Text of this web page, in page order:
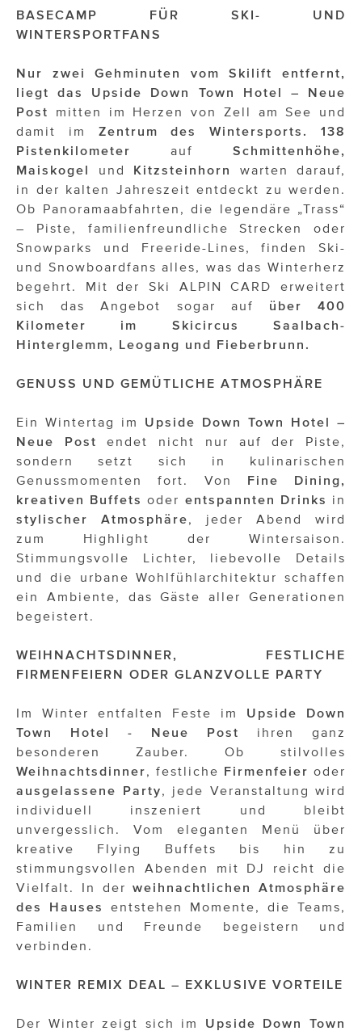
OTTO AM DONAUKANAL
sehen!wutscher
SISTER ACT
Solid & Bold
St. Peter Stiftskulinarium
Susanne Wuest
The Budims
TOG Studio
Upside Down Town Hotel – Neue Post
VieSFF – Vienna Spanish Film Festival
BASECAMP FÜR SKI- UND
WINTERSPORTFANS
Nur zwei Gehminuten vom Skilift entfernt,
liegt das Upside Down Town Hotel – Neue
Post
mitten im Herzen von Zell am See und
damit im Zentrum des Wintersports.
138
Pistenkilometer
auf Schmittenhöhe,
Maiskogel
und Kitzsteinhorn
warten darauf,
in der kalten Jahreszeit entdeckt zu werden.
Ob Panoramaabfahrten, die legendäre „Trass“
– Piste, familienfreundliche Strecken oder
Snowparks und Freeride-Lines, finden Ski-
und Snowboardfans alles, was das Winterherz
begehrt. Mit der Ski ALPIN CARD erweitert
sich das Angebot sogar auf über 400
Kilometer im Skicircus Saalbach-
Hinterglemm, Leogang und Fieberbrunn.
GENUSS UND GEMÜTLICHE ATMOSPHÄRE
Ein Wintertag im
Upside Down Town Hotel –
Neue Post endet nicht nur auf der Piste,
sondern setzt sich in kulinarischen
Genussmomenten fort. Von Fine Dining,
kreativen Buffets oder entspannten Drinks in
stylischer Atmosphäre
, jeder Abend wird
zum Highlight der Wintersaison.
Stimmungsvolle Lichter, liebevolle Details
und die urbane Wohlfühlarchitektur schaffen
ein Ambiente, das Gäste aller Generationen
begeistert.
WEIHNACHTSDINNER, FESTLICHE
FIRMENFEIERN ODER GLANZVOLLE PARTY
Im Winter entfalten Feste im Upside Down
Town Hotel - Neue Post
ihren ganz
besonderen Zauber. Ob stilvolles
Weihnachtsdinner
, festliche Firmenfeier oder
ausgelassene Party , jede Veranstaltung wird
individuell inszeniert und bleibt
unvergesslich. Vom eleganten Menü über
kreative Flying Buffets bis hin zu
stimmungsvollen Abenden mit DJ reicht die
Vielfalt. In derweihnachtlichen Atmosphäre
des Hauses
entstehen Momente, die Teams,
Familien und Freunde begeistern und
verbinden.
WINTER REMIX DEAL – EXKLUSIVE VORTEILE
Der Winter zeigt sich im Upside Down Town